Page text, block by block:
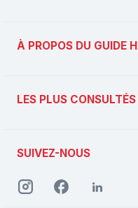
À PROPOS DU GUIDE
LES PLUS CONSULTÉS
SUIVEZ-NOUS